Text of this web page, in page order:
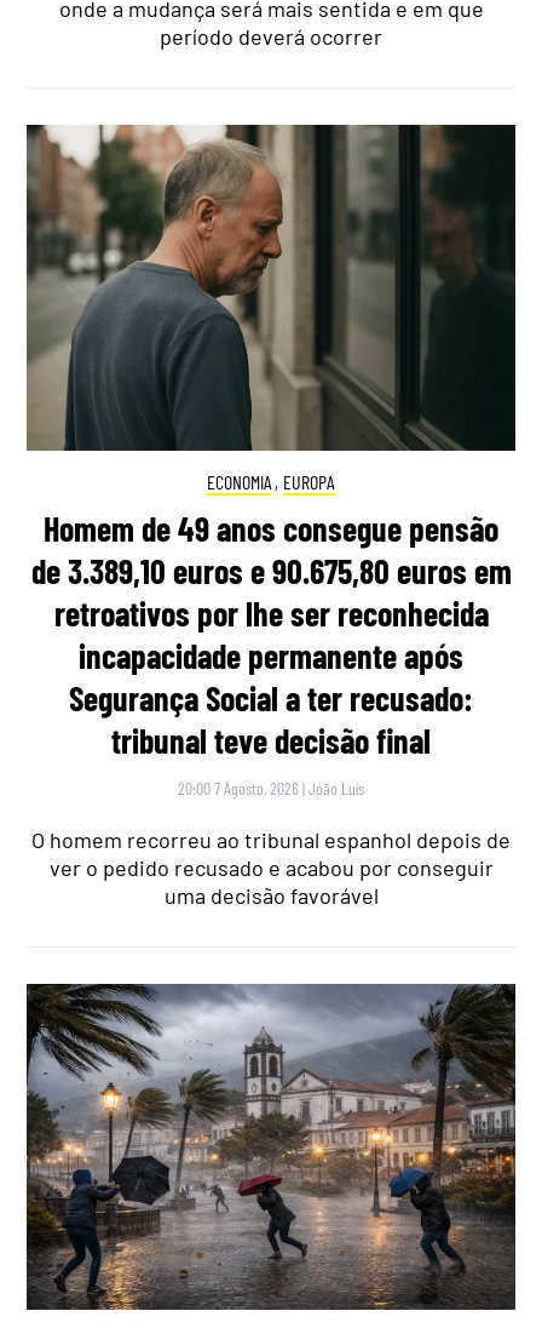
onde a mudança será mais sentida e em que
período deverá ocorrer
ECONOMIA , EUROPA
Homem de 49 anos consegue pensão
de 3.389,10 euros e 90.675,80 euros em
retroativos por lhe ser reconhecida
incapacidade permanente após
Segurança Social a ter recusado:
tribunal teve decisão final
20:00 7 Agosto, 2026 |João Luís
O homem recorreu ao tribunal espanhol depois de
ver o pedido recusado e acabou por conseguir
uma decisão favorável